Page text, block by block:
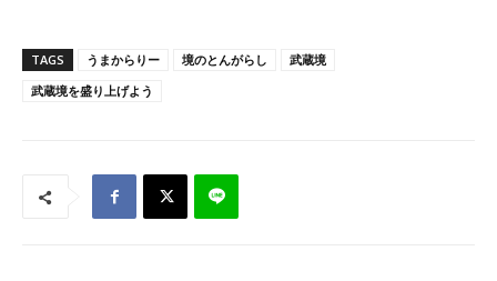
TAGS うまからりー 境のとんがらし
武蔵境
武蔵境を盛り上げよう